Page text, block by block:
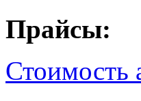
Прайсы:
Стоимость